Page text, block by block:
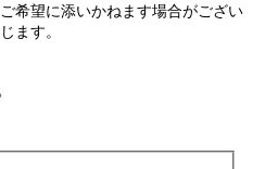
希望に添いかねます場合がござい
ます。